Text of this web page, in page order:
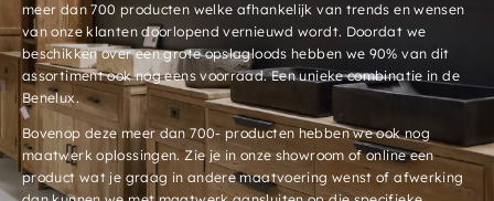
meer dan 700 producten welke afhankelijk van trends en wensen
van onze klanten doorlopend vernieuwd wordt. Doordat we
beschikken over een grote opslagloods hebben we 90% van dit
assortiment ook nog eens voorraad. Een unieke combinatie in de
Benelux.
Bovenop deze meer dan 700- producten hebben we ook nog
maatwerk oplossingen. Zie je in onze showroom of online een
product wat je graag in andere maatvoering wenst of afwerking